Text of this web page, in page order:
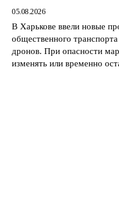
05.08.2026
В Харькове ввели новые
общественного
дронов. При опасности
изменять или временно